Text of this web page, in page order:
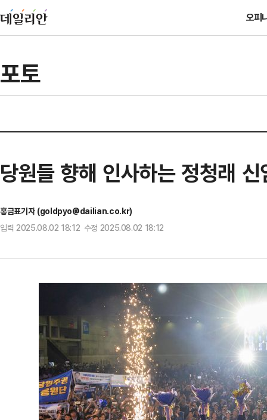
오피
포토
당원들 향해 인사하는 정청래
홍금표기자 (goldpyo@dailian.co.kr)
입력 2025.08.02 18:12 수정 2025.08.02 18:12